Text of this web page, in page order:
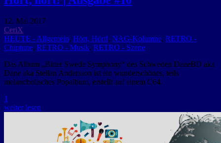
12. Mai 2017
CeriX
HEUTE - Allgemein, Hört, Hört!, NAG-Kolumne, RETRO -
Chiptune, RETRO - Musik, RETRO - Szene
Das Album „Bitter Swede Symphony“ des Schweden DaneBD aka
Dane aka Stellan Andersson ist ein wunderschönes, teils
melancholisches Popalbum, erstellt auf einem C64.
1
weiter lesen